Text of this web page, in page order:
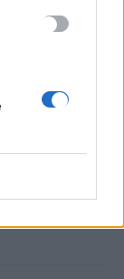
–
για τα ραντάρ
στην
συμμετέχουν